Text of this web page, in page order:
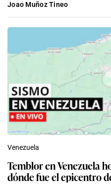
Joao Muñoz Tineo
Venezuela
Temblor en Venezuela
dónde fue el epicentro